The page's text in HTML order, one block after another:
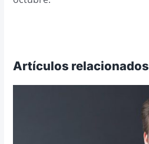
Artículos relacionados